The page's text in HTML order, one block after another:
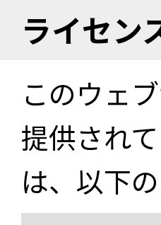
ライセン
このウェ
提供され
は、以下